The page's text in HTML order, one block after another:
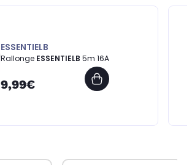
ESSENTIELB
Rallonge ESSENTIELB 5m 16A
9,99€